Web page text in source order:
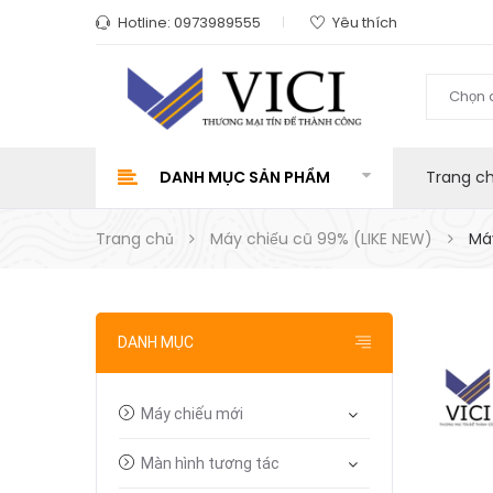
Hotline: 0973989555 Yêu thích
Chọn
DANH MỤC SẢN PHẨM Trang
Trang chủ Máy chiếu cũ 99% (LIKE NEW)
DANH MỤC
Máy chiếu mới
Màn hình tương tác